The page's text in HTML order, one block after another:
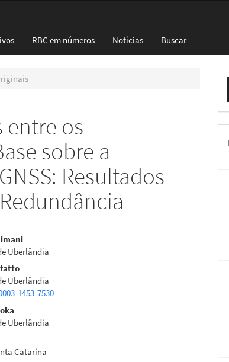
RBC em números Notícias Buscar
entre os
sobre a
Resultados
Uberlândia
Uberlândia
1453-7530
Uberlândia
Catarina